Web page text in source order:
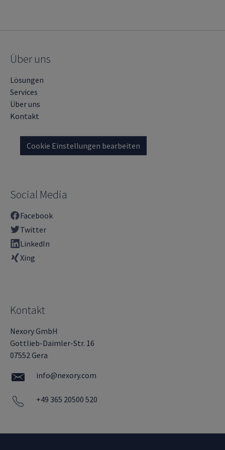
Über uns
Lösungen
Services
Über uns
Kontakt
Cookie Einstellungen bearbeiten
Social Media
Facebook
Twitter
LinkedIn
Xing
Kontakt
Nexory GmbH
Gottlieb-Daimler-Str. 16
07552 Gera
info@nexory.com
+49 365 20500 520